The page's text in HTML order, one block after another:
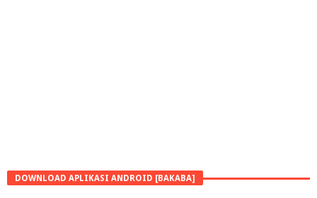
DOWNLOAD APLIKASI ANDROID [BAKABA]